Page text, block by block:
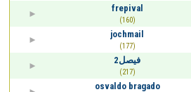
frepival
(160)
jochmail
(177)
فيصل2
(217)
osvaldo bragado